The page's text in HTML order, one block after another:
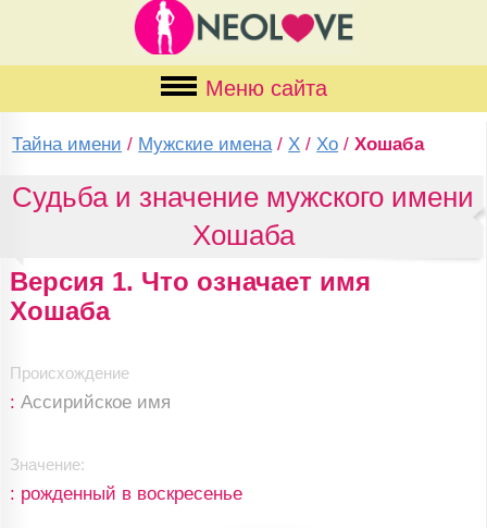
Меню сайта
Тайна имени / Мужские имена /Х /Хо /Хошаба
Судьба и значение мужского имени
Хошаба
Версия 1. Что означает имя
Хошаба
Происхождение
: Ассирийское имя
Значение:
: рожденный в воскресенье